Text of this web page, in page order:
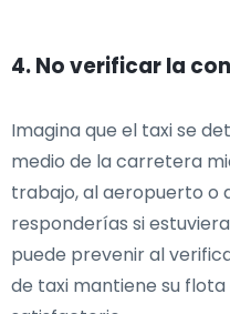
4. No verificar la
Imagina que el taxi se
medio de la carretera
trabajo, al aeropuerto o
responderías si
puede prevenir al
de taxi mantiene su